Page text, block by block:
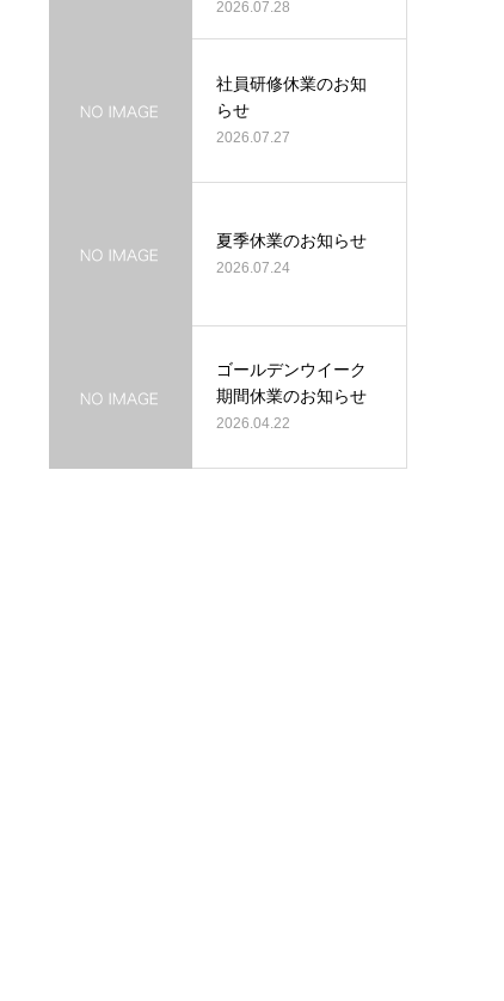
2026.07.28
社員研修休業のお知
らせ
2026.07.27
夏季休業のお知らせ
2026.07.24
ゴールデンウイーク
期間休業のお知らせ
2026.04.22